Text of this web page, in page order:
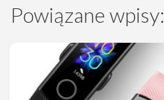
Powiązane wpisy: